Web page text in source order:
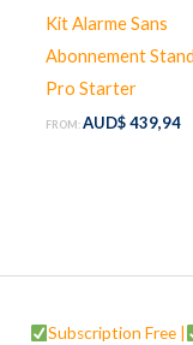
Kit Alarme Sans
Abonnement
Pro Starter
FROM:AUD$439,94
Subscription Free |